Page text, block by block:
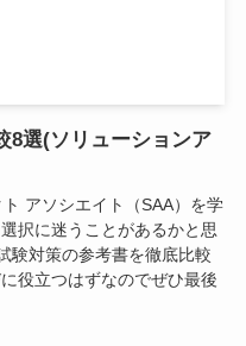
8選(ソリューションア
アソシエイト（SAA）を学
択に迷うことがあるかと思
験対策の参考書を徹底比較
役立つはずなのでぜひ最後